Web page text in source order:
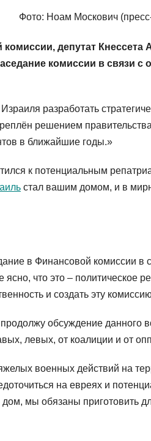
Фото: Ноам Москович
депутат
комиссии в связи
разработать
решением
в ближайшие годы.»
к потенциальным
стал вашим домом, и в
в Финансовой комиссии в
что это – политическое
и создать эту
обсуждение данного
левых, от коалиции и от
военных действий на
на евреях и
мы обязаны приготовить